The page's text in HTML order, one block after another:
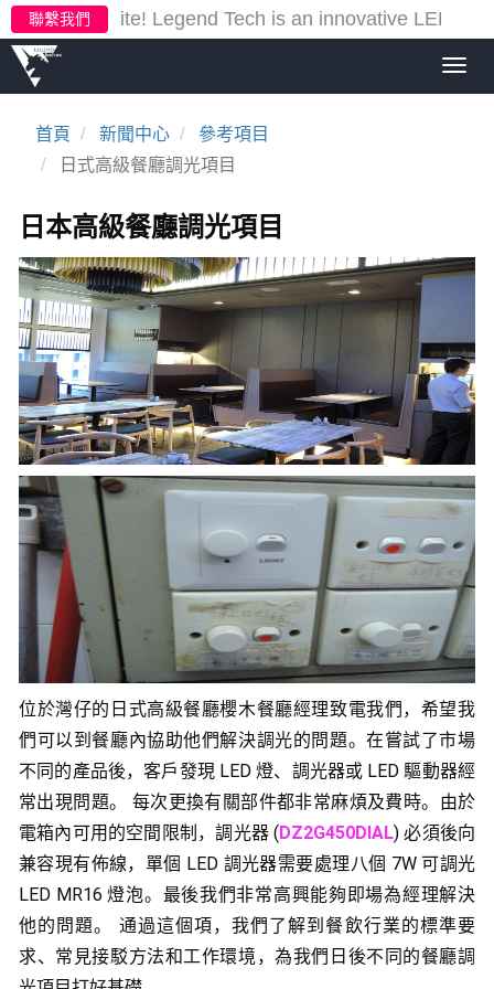
聯繫我們
new website! Legend Tech is an innovative LED
首頁 新聞中心
參考項目
日式高級餐廳調光項目
日本高級餐廳調光項目
位於灣仔的日式高級餐廳櫻木餐廳經理致電我們，希望我
們可以到餐廳內協助他們解決調光的問題。在嘗試了市場
不同的產品後，客戶發現 LED 燈、調光器或 LED 驅動器經
常出現問題。 每次更換有關部件都非常麻煩及費時。 由於
電箱內可用的空間限制，調光器 (DZ2G450DIAL) 必須後向
兼容現有佈線，單個 LED 調光器需要處理八個 7W 可調光
LED MR16 燈泡。最後我們非常高興能夠即場為經理解決
他的問題。 通過這個項，我們了解到餐飲行業的標準要
求、常見接駁方法和工作環境，為我們日後不同的餐廳調